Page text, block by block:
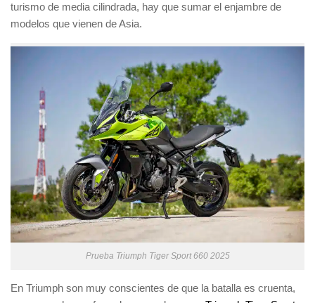
turismo de media cilindrada, hay que sumar el enjambre de
modelos que vienen de Asia.
Prueba Triumph Tiger Sport 660 2025
En Triumph son muy conscientes de que la batalla es cruenta,